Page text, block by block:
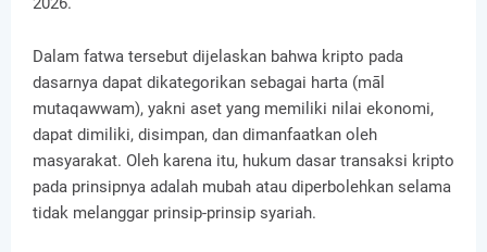
Dalam fatwa tersebut dijelaskan bahwa kripto pada
dasarnya dapat dikategorikan sebagai harta (māl
mutaqawwam), yakni aset yang memiliki nilai ekonomi,
dapat dimiliki, disimpan, dan dimanfaatkan oleh
masyarakat. Oleh karena itu, hukum dasar transaksi kripto
pada prinsipnya adalah mubah atau diperbolehkan selama
tidak melanggar prinsip-prinsip syariah.